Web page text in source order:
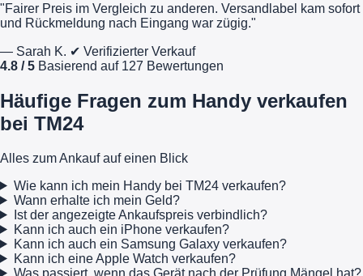
"Fairer Preis im Vergleich zu anderen. Versandlabel kam sofort
und Rückmeldung nach Eingang war zügig."
— Sarah K. ✔ Verifizierter Verkauf
4.8 / 5 Basierend auf 127 Bewertungen
Häufige Fragen zum Handy verkaufen
bei TM24
Alles zum Ankauf auf einen Blick
Wie kann ich mein Handy bei TM24 verkaufen?
Wann erhalte ich mein Geld?
Ist der angezeigte Ankaufspreis verbindlich?
Kann ich auch ein iPhone verkaufen?
Kann ich auch ein Samsung Galaxy verkaufen?
Kann ich eine Apple Watch verkaufen?
Was passiert, wenn das Gerät nach der Prüfung Mängel hat?